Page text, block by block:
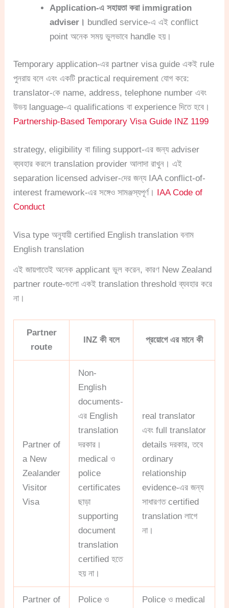
Application-এ সহায়তা করা immigration
adviser। bundled service-এ এই conflict
point অনেক সময় ভুলভাবে handle হয়।
Temporary application-এর partner visa guide একই rule
পুনরায় বলে এবং একটি practical requirement যোগ করে:
translator-কে name, address, telephone number এবং
উভয় language-এ qualifications বা experience দিতে হবে।
Partnership-Based Temporary Visa Guide INZ 1199
strategy, eligibility বা filing support-এর জন্য adviser
ব্যবহার করলে translation provider আলাদা রাখুন। এই
separation licensed adviser-দের জন্য IAA conflict-of-
interest framework-এর সঙ্গেও সামঞ্জস্যপূর্ণ। IAA Code of
Conduct
Visa type অনুযায়ী certified English translation বনাম
English translation
এই জায়গাতেই অনেক applicant ভুল করেন, কারণ New Zealand
partner route-গুলো একই translation threshold ব্যবহার করে
না।
Partner
route
INZ কী বলে প্রয়োগে এর মানে কী
Partner of
a New
Zealander
Visitor
Visa
Non-
English
documents-
এর English
translation
দরকার।
medical ও
police
certificates
ছাড়া
supporting
document
translation
certified হতে
হয় না।
real translator
এবং full translator
details দরকার, তবে
ordinary
relationship
evidence-এর জন্য
সাধারণত certified
translation লাগে
না।
Partner of
Police ও
Police ও medical